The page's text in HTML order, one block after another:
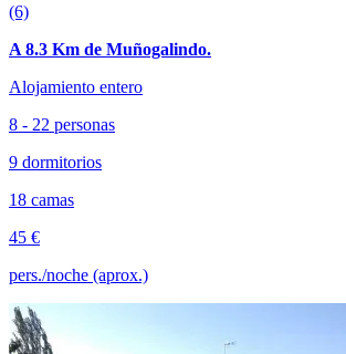
(6)
A 8.3 Km de Muñogalindo.
Alojamiento entero
8 - 22 personas
9 dormitorios
18 camas
45 €
pers./noche (aprox.)